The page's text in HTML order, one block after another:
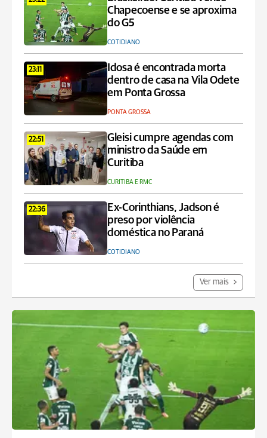
Chapecoense e se aproxima
do G5
COTIDIANO
23:11
Idosa é encontrada morta
dentro de casa na Vila Odete
em Ponta Grossa
PONTA GROSSA
22:51
Gleisi cumpre agendas com
ministro da Saúde em
Curitiba
CURITIBA E RMC
22:36
Ex-Corinthians, Jadson é
preso por violência
doméstica no Paraná
COTIDIANO
Ver mais